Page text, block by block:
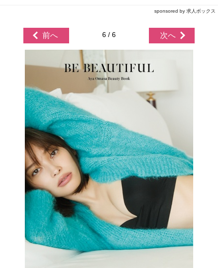
sponsored by 求人ボックス
前へ 6 / 6 次へ